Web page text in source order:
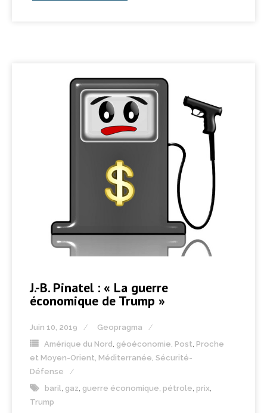
J.-B. Pinatel : « La guerre
économique de Trump »
Juin 10, 2019
Geopragma
Amérique du Nord géoéconomie Post Proche
et Moyen-Orient, Méditerranée Sécurité-
Défense
baril gaz guerre économique pétrole prix
Trump